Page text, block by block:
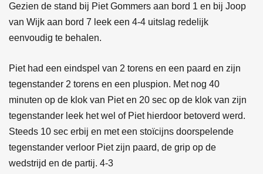
Gezien de stand bij Piet Gommers aan bord 1 en bij Joop
van Wijk aan bord 7 leek een 4-4 uitslag redelijk
eenvoudig te behalen.
Piet had een eindspel van 2 torens en een paard en zijn
tegenstander 2 torens en een pluspion. Met nog 40
minuten op de klok van Piet en 20 sec op de klok van zijn
tegenstander leek het wel of Piet hierdoor betoverd werd.
Steeds 10 sec erbij en met een stoïcijns doorspelende
tegenstander verloor Piet zijn paard, de grip op de
wedstrijd en de partij. 4-3